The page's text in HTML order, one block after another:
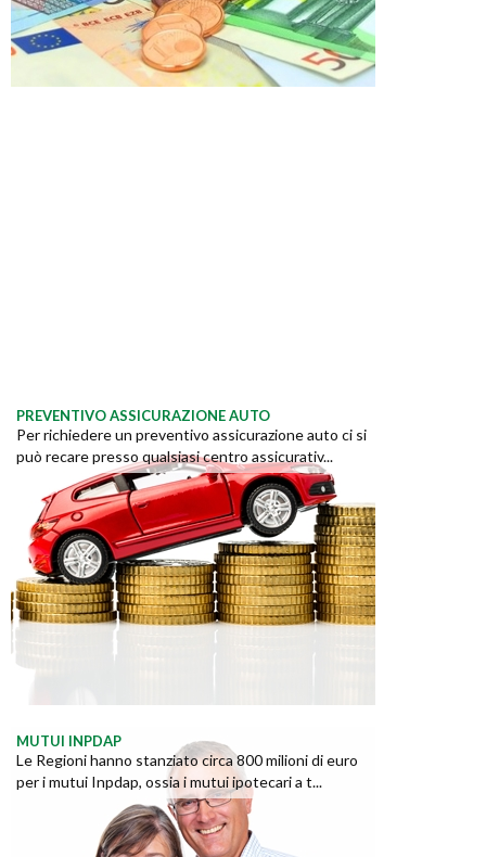
PREVENTIVO ASSICURAZIONE AUTO
Per richiedere un preventivo assicurazione auto ci si
può recare presso qualsiasi centro assicurativ...
MUTUI INPDAP
Le Regioni hanno stanziato circa 800 milioni di euro
per i mutui Inpdap, ossia i mutui ipotecari a t...